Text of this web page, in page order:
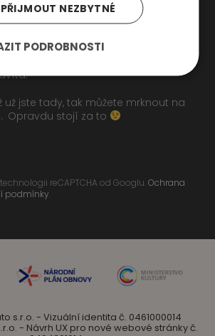
sem dolu jo? To zasluhuje respekt,
už jste tady, tak můžete mrknout na
Opravdu stojí za to
reCAPTCHA od Googlu.Ochrana
podmínky.
s.r.o. - Vizuální identita č. 0461000014
- Návrh UX pro nové webové stránky č.
PŘIJMOUT NEZBYTNÉ
PODROBNOSTI